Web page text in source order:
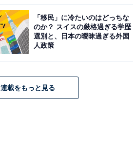
「移民」に冷たいのはどっちな
のか？ スイスの厳格過ぎる学歴
選別と、日本の曖昧過ぎる外国
人政策
連載をもっと見る